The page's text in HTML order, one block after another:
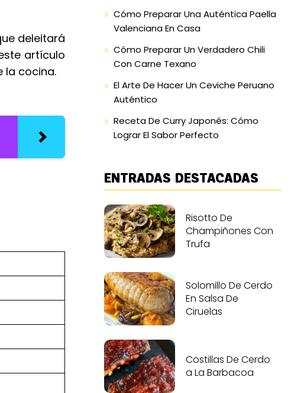
deleitará
artículo
la cocina.
Cómo Preparar Una Auténtica Paella
Valenciana En Casa
Cómo Preparar Un Verdadero Chili
Con Carne Texano
El Arte De Hacer Un Ceviche Peruano
Auténtico
Receta De Curry Japonés: Cómo
Lograr El Sabor Perfecto
ENTRADAS DESTACADAS
Risotto De
Champiñones Con
Trufa
Solomillo De Cerdo
En Salsa De
Ciruelas
Costillas De Cerdo
a La Barbacoa